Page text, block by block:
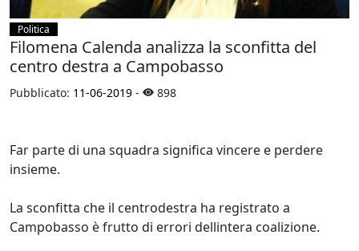
Politica
Filomena Calenda analizza la sconfitta del
centro destra a Campobasso
Pubblicato: 11-06-2019 - 898
Far parte di una squadra significa vincere e perdere
insieme.
La sconfitta che il centrodestra ha registrato a
Campobasso è frutto di errori dellintera coalizione.